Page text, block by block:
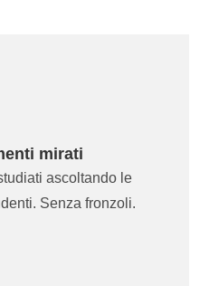
mirati
ascoltando le
Senza fronzoli.